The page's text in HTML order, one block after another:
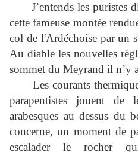
J’entends les puristes
cette fameuse montée
col de l'Ardéchoise par un
Au diable les nouvelles
sommet du Meyrand il n’y
Les courants
parapentistes jouent
arabesques au dessus du
concerne, un moment de
escalader le rocher